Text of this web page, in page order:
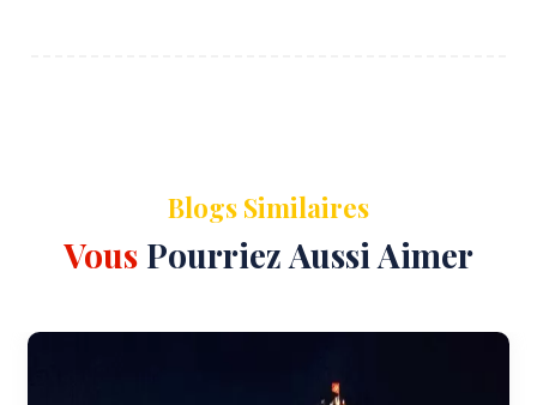
Blogs Similaires
Vous Pourriez Aussi Aimer